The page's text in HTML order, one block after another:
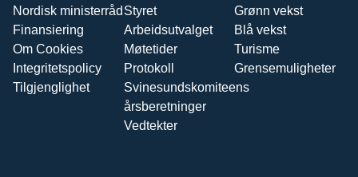
Nordisk ministerråd
Finansiering
Om Cookies
Integritetspolicy
Tilgjenglighet
Styret
Arbeidsutvalget
Møtetider
Protokoll
Svinesundskomiteens
årsberetninger
Vedtekter
Grønn vekst
Blå vekst
Turisme
Grensemuligheter